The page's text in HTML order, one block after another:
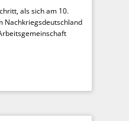
als sich am 10.
Nachkriegsdeutschland